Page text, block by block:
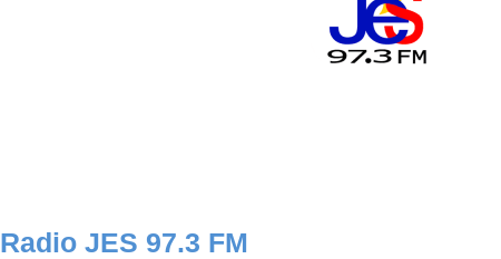
Radio JES 97.3 FM